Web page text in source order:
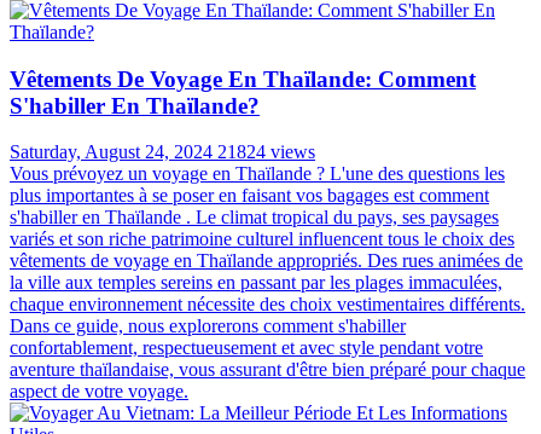
Vêtements De Voyage En Thaïlande: Comment
S'habiller En Thaïlande?
Saturday, August 24, 2024 21824 views
Vous prévoyez un voyage en Thaïlande ? L'une des questions les
plus importantes à se poser en faisant vos bagages est comment
s'habiller en Thaïlande . Le climat tropical du pays, ses paysages
variés et son riche patrimoine culturel influencent tous le choix des
vêtements de voyage en Thaïlande appropriés. Des rues animées de
la ville aux temples sereins en passant par les plages immaculées,
chaque environnement nécessite des choix vestimentaires différents.
Dans ce guide, nous explorerons comment s'habiller
confortablement, respectueusement et avec style pendant votre
aventure thaïlandaise, vous assurant d'être bien préparé pour chaque
aspect de votre voyage.